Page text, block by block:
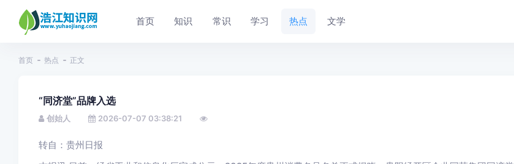
首页 知识 常识 学习 热点 文学
首页 热点 正文
“同济堂”品牌入选
创始人 2026-07-07 03:38:21
转自：贵州日报